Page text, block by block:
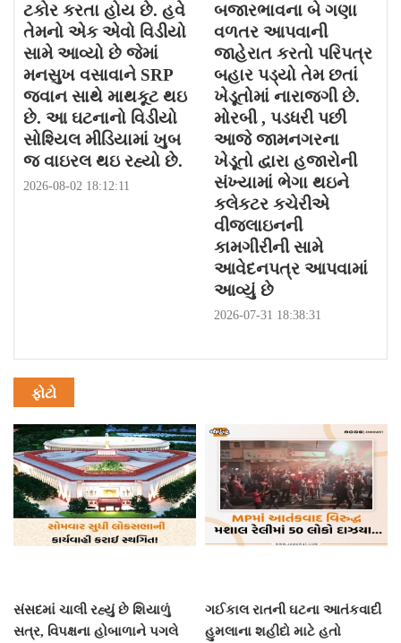
ટકોર કરતા હોય છે. હવે
તેમનો એક એવો વિડીયો
સામે આવ્યો છે જેમાં
મનસુખ વસાવાને SRP
જવાન સાથે માથકૂટ થઇ
છે. આ ઘટનાનો વિડીયો
સોશ્યિલ મીડિયામાં ખુબ
જ વાઇરલ થઇ રહ્યો છે.
2026-08-02 18:12:11
બજારભાવના બે ગણા
વળતર આપવાની
જાહેરાત કરતો પરિપત્ર
બહાર પડ્યો તેમ છતાં
ખેડૂતોમાં નારાજગી છે.
મોરબી , પડધરી પછી
આજે જામનગરના
ખેડૂતો દ્વારા હજારોની
સંખ્યામાં ભેગા થઇને
કલેકટર કચેરીએ
વીજલાઇનની
કામગીરીની સામે
આવેદનપત્ર આપવામાં
આવ્યું છે
2026-07-31 18:38:31
ફોટો
સંસદમાં ચાલી રહ્યું છે શિયાળું
સત્ર, વિપક્ષના હોબાળાને પગલે
ગઈકાલ રાતની ઘટના આતંકવાદી
હુમલાના શહીદો માટે હતો